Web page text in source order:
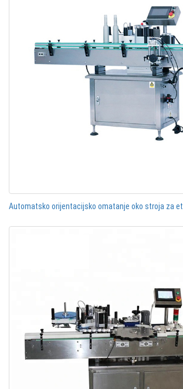
Automatsko orijentacijsko omatanje oko stroja za